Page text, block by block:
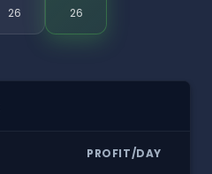
26 26
PROFIT/DAY